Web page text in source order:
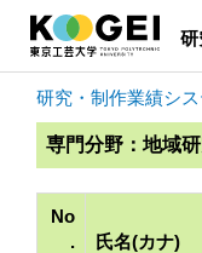
研
研究・制作業績シ
専門分野：地域
No
.
氏名(カナ)